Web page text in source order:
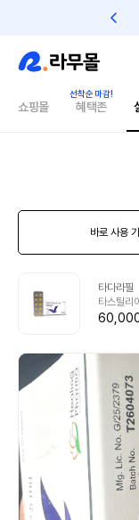
쇼핑몰 혜택존
바로 사용
타다라필
타스틸